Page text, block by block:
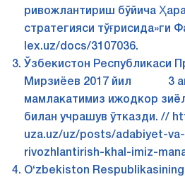
ривожлантириш бўйича
стратегияси тўғрисида»ги
lex.uz/docs/3107036.
Ўзбекистон Республикаси
Мирзиёев 2017 йил 3
мамлакатимиз ижодкор
билан учрашув ўтказди. //
uza.uz/uz/posts/adabiyet-
rivozhlantirish-khal-imiz-
O‘zbekiston